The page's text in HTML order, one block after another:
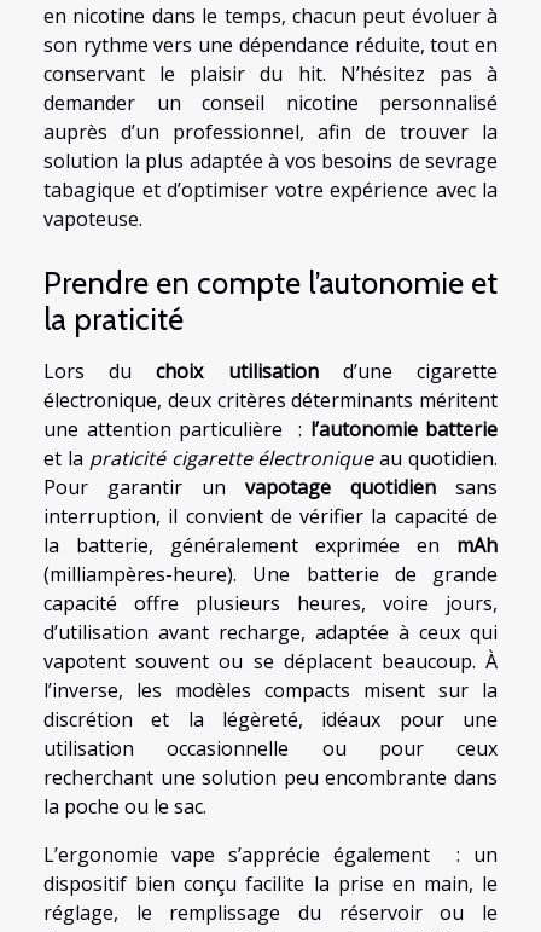
en nicotine dans le temps, chacun peut évoluer à
son rythme vers une dépendance réduite, tout en
conservant le plaisir du hit. N’hésitez pas à
demander un conseil nicotine personnalisé
auprès d’un professionnel, afin de trouver la
solution la plus adaptée à vos besoins de sevrage
tabagique et d’optimiser votre expérience avec la
vapoteuse.
Prendre en compte l’autonomie et
la praticité
Lors duchoix utilisationd’une cigarette
électronique, deux critères déterminants méritent
une attention particulière : l’autonomie batterie
et la praticité cigarette électroniqueau quotidien.
Pour garantir un vapotage quotidien sans
interruption, il convient de vérifier la capacité de
la batterie, généralement exprimée en mAh
(milliampères-heure). Une batterie de grande
capacité offre plusieurs heures, voire jours,
d’utilisation avant recharge, adaptée à ceux qui
vapotent souvent ou se déplacent beaucoup. À
l’inverse, les modèles compacts misent sur la
discrétion et la légèreté, idéaux pour une
utilisation occasionnelle ou pour ceux
recherchant une solution peu encombrante dans
la poche ou le sac.
L’ergonomie vape s’apprécie également : un
dispositif bien conçu facilite la prise en main, le
réglage, le remplissage du réservoir ou le